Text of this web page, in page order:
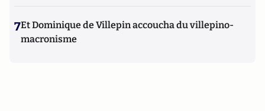
7Et Dominique de Villepin accoucha du villepino-
macronisme